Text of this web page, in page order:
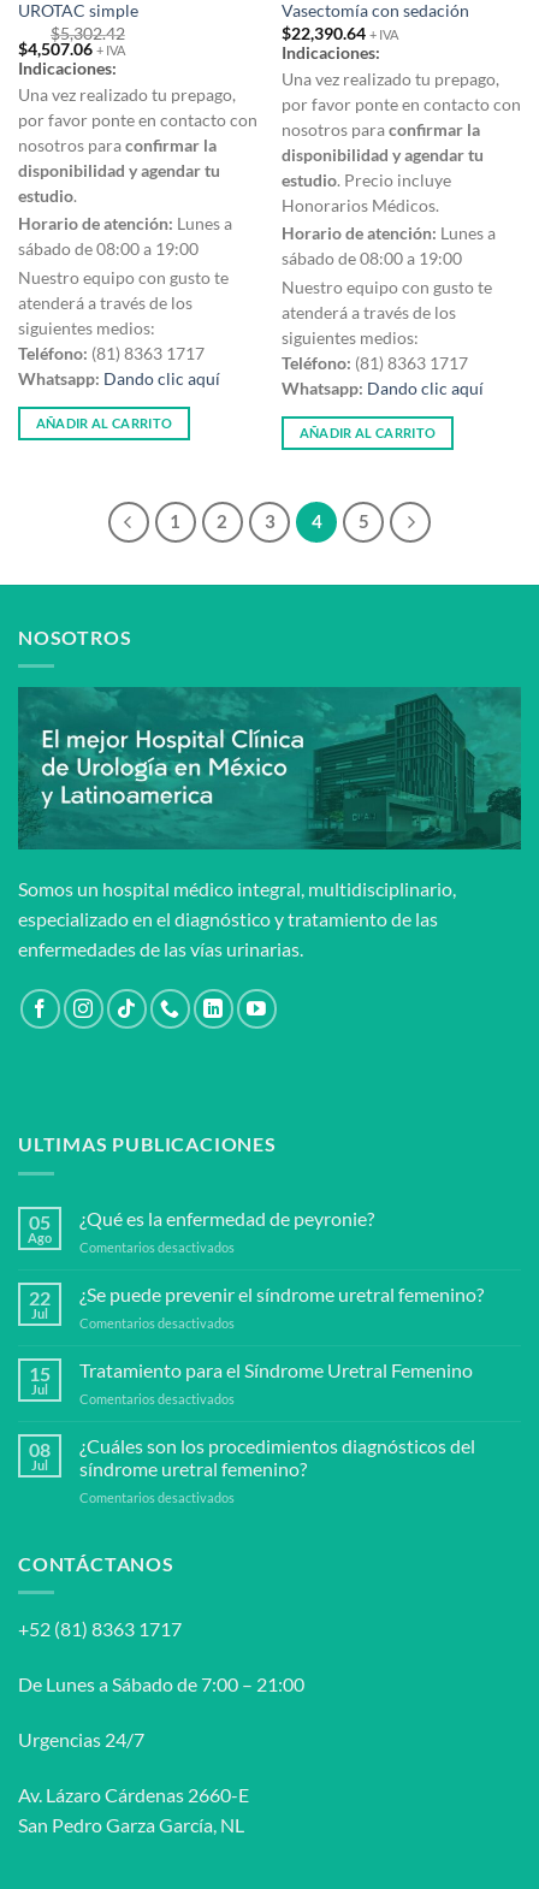
UROTAC simple
$5,302.42
Original
price
was:
$5,302.42.
$4,507.06Current
price
is:
$4,507.06.
+ IVA
Indicaciones:
Una vez realizado tu prepago,
por favor ponte en contacto con
nosotros paraconfirmar la
disponibilidad y agendar tu
estudio.
Horario de atención: Lunes a
sábado de 08:00 a 19:00
Nuestro equipo con gusto te
atenderá a través de los
siguientes medios:
Teléfono: (81) 8363 1717
Whatsapp: Dando clic aquí
AÑADIR AL CARRITO
Vasectomía con sedación
$22,390.64 + IVA
Indicaciones:
Una vez realizado tu prepago,
por favor ponte en contacto con
nosotros paraconfirmar la
disponibilidad y agendar tu
estudio. Precio incluye
Honorarios Médicos.
Horario de atención: Lunes a
sábado de 08:00 a 19:00
Nuestro equipo con gusto te
atenderá a través de los
siguientes medios:
Teléfono: (81) 8363 1717
Whatsapp: Dando clic aquí
AÑADIR AL CARRITO
1 2 3 4 5
NOSOTROS
Somos un hospital médico integral, multidisciplinario,
especializado en el diagnóstico y tratamiento de las
enfermedades de las vías urinarias.
ULTIMAS PUBLICACIONES
05
Ago
¿Qué es la enfermedad de peyronie?
Comentarios desactivados
la
enfermedad
peyronie?
22
Jul
¿Se puede prevenir el síndrome uretral femenino?
Comentarios desactivados
puede
prevenir
el
uretral
femenino?
15
Jul
Tratamiento para el Síndrome Uretral Femenino
Comentarios desactivados
el
Síndrome
Uretral
08
Jul
¿Cuáles son los procedimientos diagnósticos del
síndrome uretral femenino?
Comentarios desactivados
femenino?
CONTÁCTANOS
+52 (81) 8363 1717
De Lunes a Sábado de 7:00 – 21:00
Urgencias 24/7
Av. Lázaro Cárdenas 2660-E
San Pedro Garza García, NL